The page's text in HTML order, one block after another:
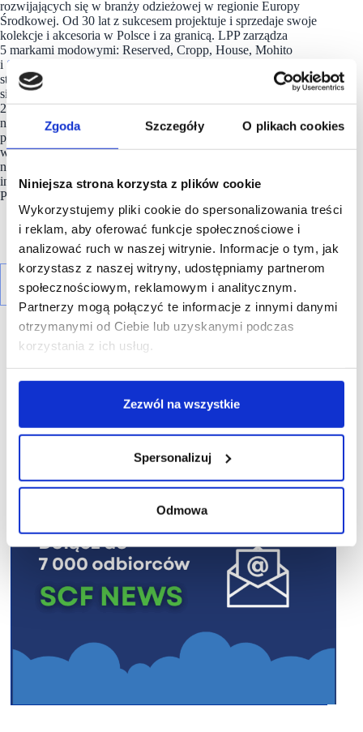
Zgoda Szczegóły O plikach cookies
Niniejsza strona korzysta z plików cookie
Wykorzystujemy pliki cookie do spersonalizowania treści
i reklam, aby oferować funkcje społecznościowe i
analizować ruch w naszej witrynie. Informacje o tym, jak
korzystasz z naszej witryny, udostępniamy partnerom
społecznościowym, reklamowym i analitycznym.
Partnerzy mogą połączyć te informacje z innymi danymi
otrzymanymi od Ciebie lub uzyskanymi podczas
korzystania z ich usług.
Zezwól na wszystkie
Spersonalizuj
Odmowa
rozwijających się w branży odzieżowej w regionie Europy
Środkowej. Od 30 lat z sukcesem projektuje i sprzedaje swoje
kolekcje i akcesoria w Polsce i za granicą. LPP zarządza
5 markami modowymi: Reserved, Cropp, House, Mohito
i Sinsay
stacjonarnej i online na 46 rynkach na świecie. Spółka posiada
sieć ponad 3400 salonów o łącznej powierzchni przekraczającej
2,8 mln m2 i każdego roku dystrybuuje produkty
na 3 kontynenty.
pełni też ważną rolę, tworząc miejsca
pracy dla ponad 54 tys. osób w biurach i strukturach sprzedaży
w Polsce, krajach Europy, Azji i Afryki. Spółka jest notowana
na warszawskiej Giełdzie Papierów Wartościowych w ramach
indeksu WIG20 oraz należy do prestiżowego indeksu MSCI
Poland.
R E K L A M A